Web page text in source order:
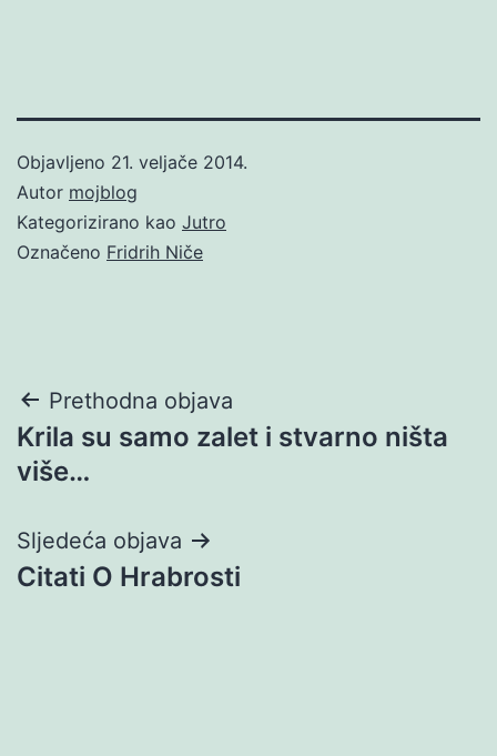
Objavljeno 21. veljače 2014.
Autor mojblog
Kategorizirano kao Jutro
Označeno Fridrih Niče
Navigacija
objava
Prethodna objava
Krila su samo zalet i stvarno ništa
više…
Sljedeća objava
Citati O Hrabrosti